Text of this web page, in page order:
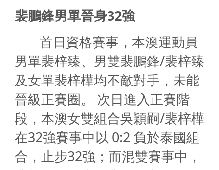
裴鵬鋒男單晉身32強
首日資格賽事，本澳運動員
男單裴梓臻、男雙裴鵬鋒/裴梓臻
及女單裴梓樺均不敵對手，未能
晉級正賽圈。
次日進入正賽階
段，本澳女雙組合吳穎嗣/裴梓樺
在32強賽事中以 0:2 負於泰國組
合，止步32強；而混雙賽事中，